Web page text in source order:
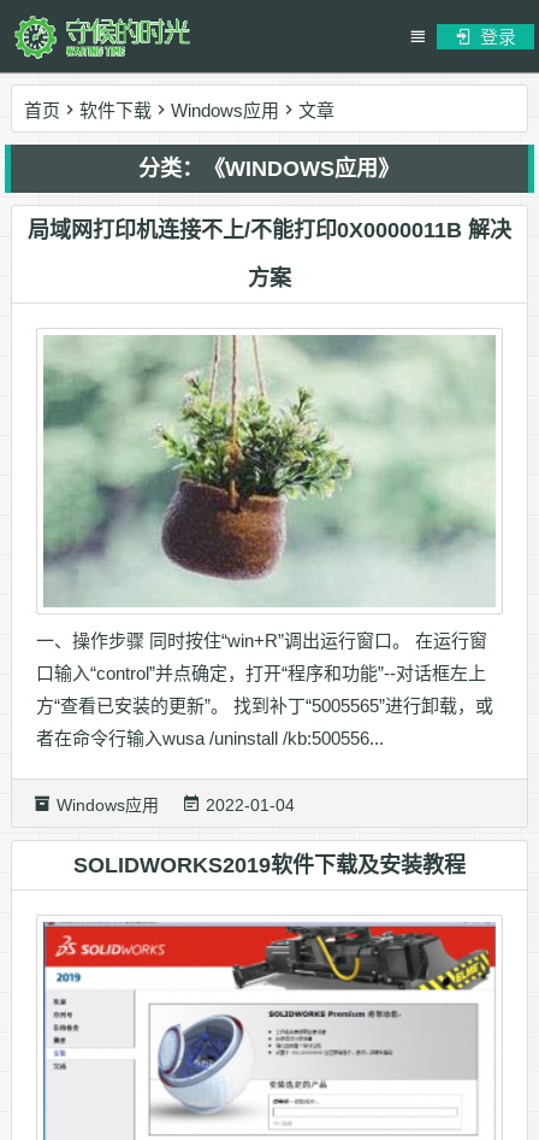
登录
首页 软件下载 Windows应用 文章
分类：《WINDOWS应用》
局域网打印机连接不上/不能打印0X0000011B 解决
方案
一、操作步骤 同时按住“win+R”调出运行窗口。 在运行窗
口输入“control”并点确定，打开“程序和功能”--对话框左上
方“查看已安装的更新”。 找到补丁“5005565”进行卸载，或
者在命令行输入wusa /uninstall /kb:500556...
Windows应用 2022-01-04
SOLIDWORKS2019软件下载及安装教程